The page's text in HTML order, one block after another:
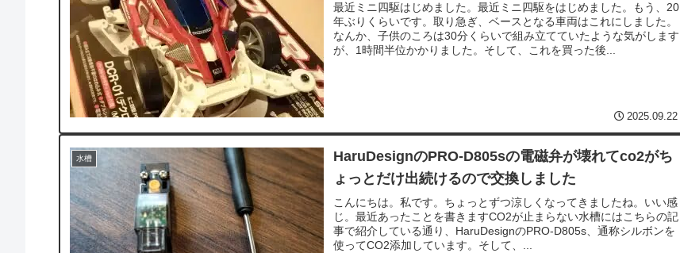
最近ミニ四駆はじめました。最近ミニ四駆をはじめました。もう、20
年ぶりくらいです。取り急ぎ、ベースとなる車両はこれにしました。
なんか、子供のころは30分くらいで組み立てていたような気がします
が、1時間半位かかりました。そして、これを買った後...
2025.09.22
水槽
HaruDesignのPRO-D805sの電磁弁が壊れてco2がち
ょっとだけ出続けるので交換しました
こんにちは。私です。ちょっとずつ涼しくなってきましたね。いい感
じ。最近あったことを書きますCO2が止まらない水槽にはこちらの記
事で紹介している通り、HaruDesignのPRO-D805s、通称シルボンを
使ってCO2添加しています。そして、...